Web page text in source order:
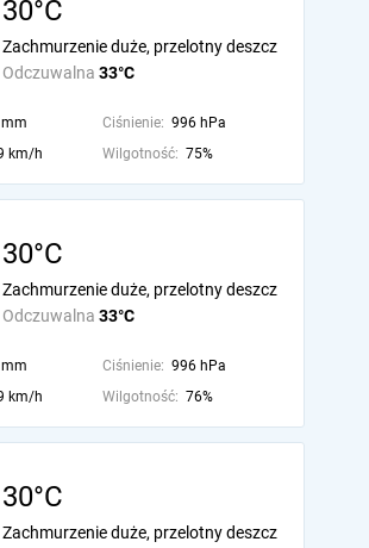
30°C
Odczuwalna 33°C
Zachmurzenie duże, przelotny deszcz
Ciśnienie: 996 hPa
km/h Wilgotność: 75%
30°C
Odczuwalna 33°C
Zachmurzenie duże, przelotny deszcz
Ciśnienie: 996 hPa
km/h Wilgotność: 76%
30°C
Zachmurzenie duże, przelotny deszcz